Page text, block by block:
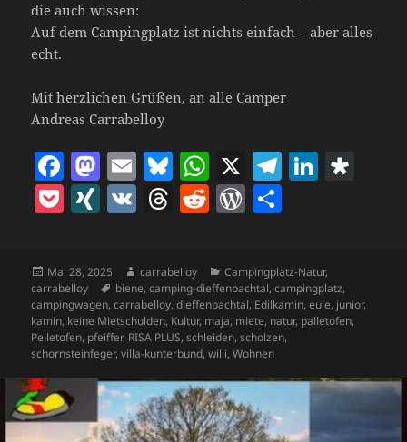
die auch wissen:
Auf dem Campingplatz ist nichts einfach – aber alles
echt.
Mit herzlichen Grüßen, an alle Camper
Andreas Carrabelloy
F
a
c
b
o
o
k
M
as
to
o
n
E
m
Bl
u
es
y
W
h
at
A
p
p
X T
a
m
Li
dI
n ra
P
k
et
X
G
V T
a
d
s
R
di
t
W
d
P
re
ss
n
Veröffentlicht
am
Mai 28, 2025 Autor
carrabelloy Kategorien
Campingplatz-Natur,
carrabelloy
Schlagwörter
biene,camping-dieffenbachtal,campingplatz,
campingwagen,carrabelloy,dieffenbachtal, Edilkamin,eule, junior,
kamin, keine Mietschulden, Kultur, maja, miete, natur, palletofen,
Pelletofen, pfeiffer, RISA PLUS,schleiden,scholzen,
schornsteinfeger,villa-kunterbund,willi,Wohnen